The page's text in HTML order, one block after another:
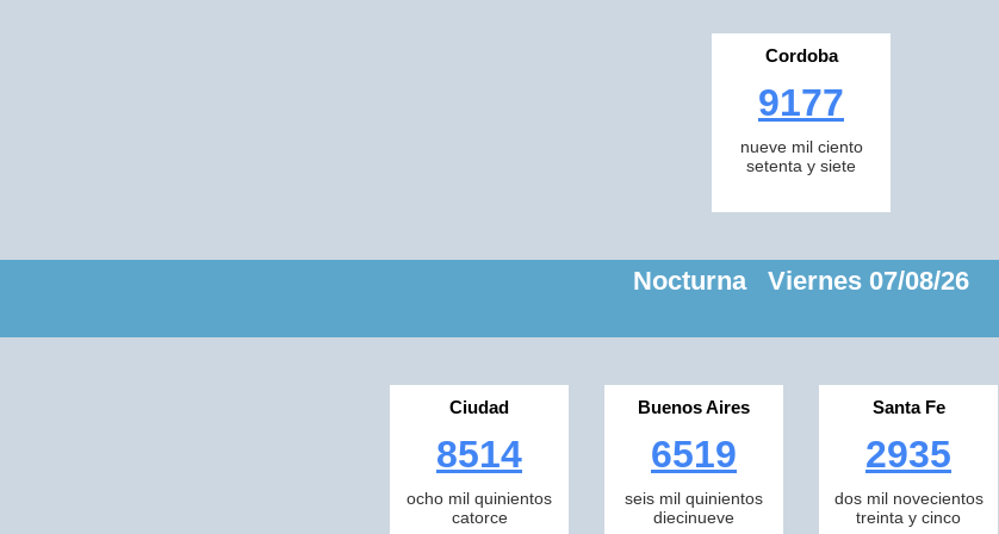
Cordoba
9177
nueve mil ciento
setenta y siete
Nocturna Viernes 07/08/26
Ciudad
8514
ocho mil quinientos
catorce
Buenos Aires
6519
seis mil quinientos
diecinueve
Santa Fe
2935
dos mil novecientos
treinta y cinco